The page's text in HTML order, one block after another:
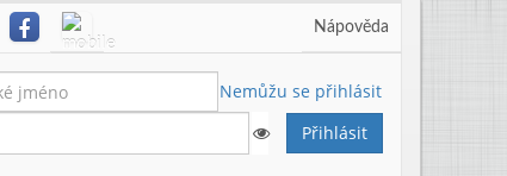
Nápověda
Nemůžu se přihlásit